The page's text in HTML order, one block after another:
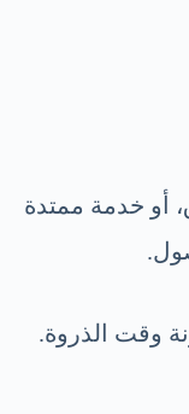
أو خدمة ممتدة
وقت الذروة.